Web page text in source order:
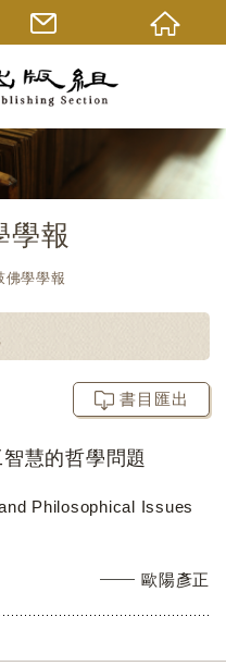
學報
佛學學報
書目匯出
慧的哲學問題
Philosophical Issues
歐陽彥正